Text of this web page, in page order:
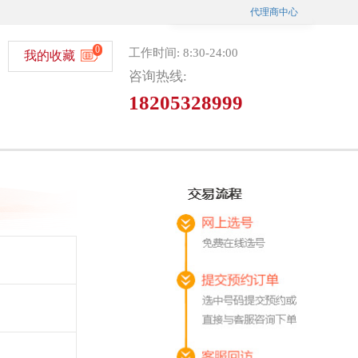
代理商中心
我的收藏 0 工作时间: 8:30-24:00
咨询热线:
18205328999